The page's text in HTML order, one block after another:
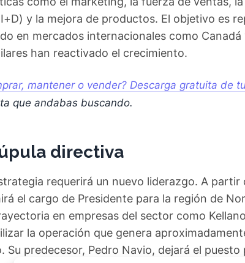
y la mejora de productos. El objetivo es
en mercados internacionales como Canadá
han reactivado el crecimiento.
mantener o vender? Descarga gratuita de
que andabas buscando.
directiva
requerirá un nuevo liderazgo. A partir
el cargo de Presidente para la región de
en empresas del sector como
la operación que genera
Su predecesor, Pedro Navio, dejará el puesto